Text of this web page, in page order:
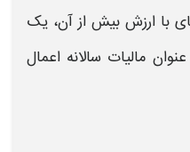
با ارزش بیش از آن، یک
مالیات سالانه اعمال